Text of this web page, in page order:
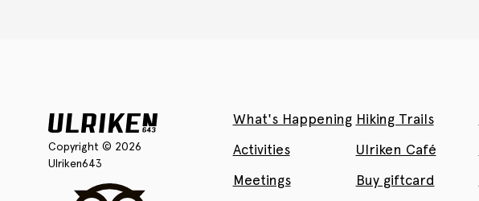
Copyright © 2026
Ulriken643
What's Happening
Activities
Meetings
Hiking Trails
Ulriken Café
Buy giftcard